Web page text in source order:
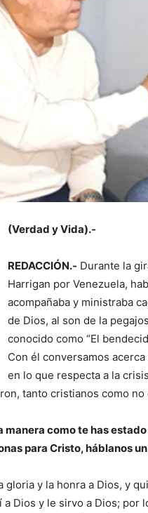
(Verdad y Vida).-
REDACCIÓN.- Durante la
Harrigan por Venezuela,
acompañaba y ministraba
de Dios, al son de la
conocido como “El
Con él conversamos
en lo que respecta a la
tanto cristianos como no
manera como te has
para Cristo, háblanos
gloria y la honra a Dios, y
Dios y le sirvo a Dios; por